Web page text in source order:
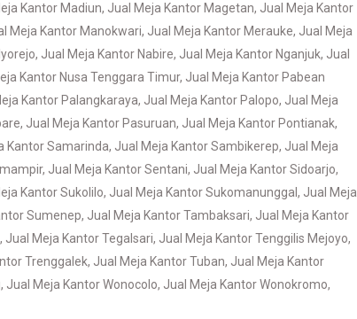
Kantor Madiun, Jual Meja Kantor Magetan, Jual Meja Kantor
Meja Kantor Manokwari, Jual Meja Kantor Merauke, Jual Meja
, Jual Meja Kantor Nabire, Jual Meja Kantor Nganjuk, Jual
Kantor Nusa Tenggara Timur, Jual Meja Kantor Pabean
Kantor Palangkaraya, Jual Meja Kantor Palopo, Jual Meja
, Jual Meja Kantor Pasuruan, Jual Meja Kantor Pontianak,
Kantor Samarinda, Jual Meja Kantor Sambikerep, Jual Meja
, Jual Meja Kantor Sentani, Jual Meja Kantor Sidoarjo,
Kantor Sukolilo, Jual Meja Kantor Sukomanunggal , Jual Meja
Sumenep, Jual Meja Kantor Tambaksari, Jual Meja Kantor
, Jual Meja Kantor Tegalsari, Jual Meja Kantor Tenggilis Mejoyo,
Trenggalek, Jual Meja Kantor Tuban, Jual Meja Kantor
, Jual Meja Kantor Wonocolo, Jual Meja Kantor Wonokromo,